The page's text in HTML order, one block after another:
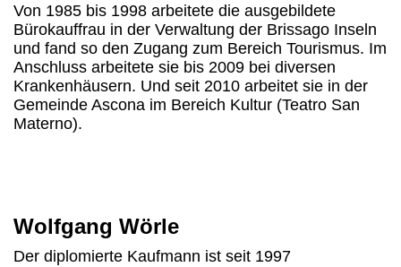
Von 1985 bis 1998 arbeitete die ausgebildete
Bürokauffrau in der Verwaltung der Brissago Inseln
und fand so den Zugang zum Bereich Tourismus. Im
Anschluss arbeitete sie bis 2009 bei diversen
Krankenhäusern. Und seit 2010 arbeitet sie in der
Gemeinde Ascona im Bereich Kultur (Teatro San
Materno).
Wolfgang Wörle
Der diplomierte Kaufmann ist seit 1997